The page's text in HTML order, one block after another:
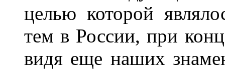
целью которой
тем в России, при
видя еще наших